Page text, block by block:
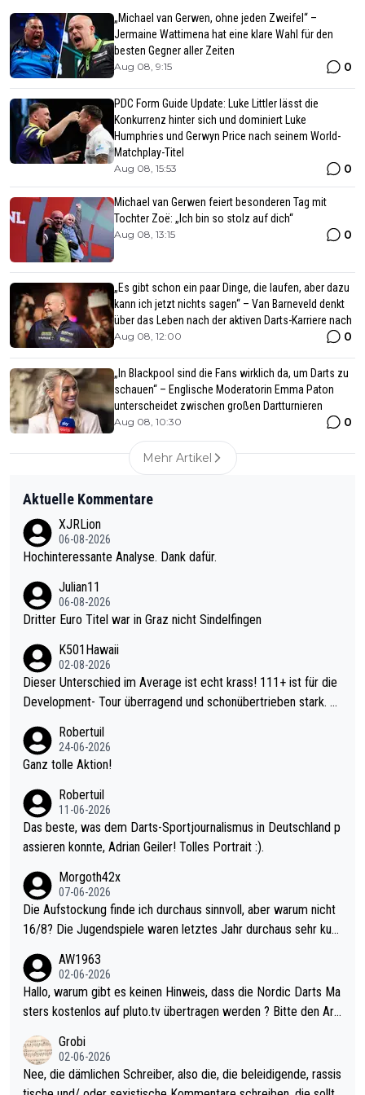
„Michael van Gerwen, ohne jeden Zweifel“ –
Jermaine Wattimena hat eine klare Wahl für den
besten Gegner aller Zeiten
Aug 08, 9:15 0
PDC Form Guide Update: Luke Littler lässt die
Konkurrenz hinter sich und dominiert Luke
Humphries und Gerwyn Price nach seinem World-
Matchplay-Titel
Aug 08, 15:53 0
Michael van Gerwen feiert besonderen Tag mit
Tochter Zoë: „Ich bin so stolz auf dich“
Aug 08, 13:15 0
„Es gibt schon ein paar Dinge, die laufen, aber dazu
kann ich jetzt nichts sagen“ – Van Barneveld denkt
über das Leben nach der aktiven Darts-Karriere nach
Aug 08, 12:00 0
„In Blackpool sind die Fans wirklich da, um Darts zu
schauen“ – Englische Moderatorin Emma Paton
unterscheidet zwischen großen Dartturnieren
Aug 08, 10:30 0
Mehr Artikel
Aktuelle Kommentare
XJRLion
06-08-2026
Hochinteressante Analyse. Dank dafür.
Julian11
06-08-2026
Dritter Euro Titel war in Graz nicht Sindelfingen
K501Hawaii
02-08-2026
Dieser Unterschied im Average ist echt krass! 111+ ist für die
Development- Tour überragend und schonübertrieben stark. U
mal 40+ erst recht. Da gewinnst keinen Blumentopf - ist ja noc
h krasser wie ein Pokalspiel eines Kreisligisten vs einem Bund
Robertuil
24-06-2026
Ganz tolle Aktion!
Robertuil
11-06-2026
Das beste, was dem Darts-Sportjournalismus in Deutschland p
assieren konnte, Adrian Geiler! Tolles Portrait :).
Morgoth42x
07-06-2026
Die Aufstockung finde ich durchaus sinnvoll, aber warum nicht
16/8? Die Jugendspiele waren letztes Jahr durchaus sehr kurz
Allerdings ist Mitchell Lawrie als Nummer 1 der Welt eh qualifi
ziert. Somit ändert die automatische Qualifikation des Weltmei
sters erstmal nichts. Ich denke sie wollen damit für nächstes J
ohl wenig WDF Turniere spielen. Dies war bei Archie Self letzt
es Jahr der Fall. Er musste als amtierender Weltmeister durch
den Qualifier und ich glaube kaum, dass Mitchel sich das (in Ve
AW1963
02-06-2026
Hallo, warum gibt es keinen Hinweis, dass die Nordic Darts Ma
sters kostenlos auf pluto.tv übertragen werden ? Bitte den Arti
Grobi
02-06-2026
Nee, die dämlichen Schreiber, also die, die beleidigende, rassis